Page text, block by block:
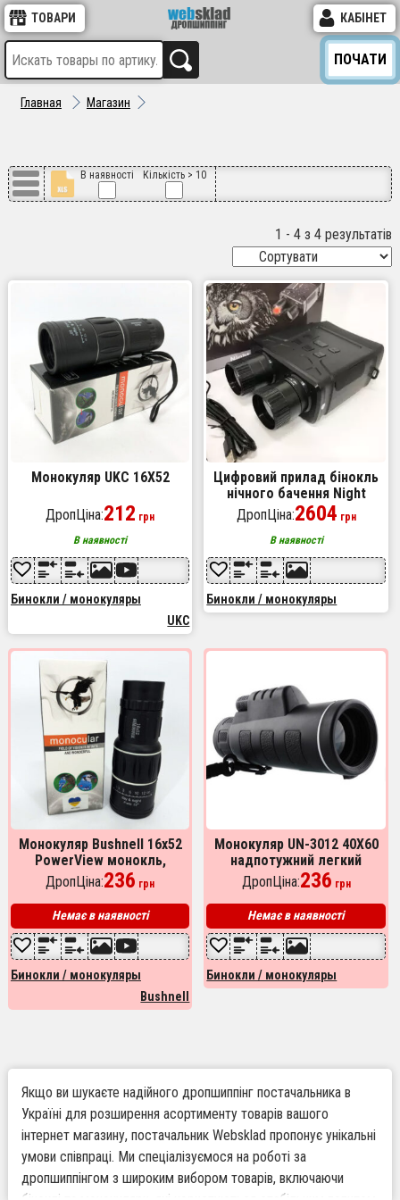
ТОВАРИ КАБІНЕТ
ПОЧАТИ
Главная Магазин
В наявності Кількість > 10
1 - 4 з 4 результатів
Монокуляр UKC 16X52
ДропЦіна:212 грн
В наявності
Бинокли / монокуляры
UKC
Цифровий прилад бінокль
нічного бачення Night
Vision NV-R6
ДропЦіна:2604 грн
В наявності
Бинокли / монокуляры
Монокуляр Bushnell 16x52
PowerView монокль,
Бушнел, підзорна труба з
чохлом
ДропЦіна:236 грн
Немає в наявності
Бинокли / монокуляры
Bushnell
Монокуляр UN-3012 40X60
надпотужний легкий
компактний з подвійним
фокусуванням
ДропЦіна:236 грн
Немає в наявності
Бинокли / монокуляры
Якщо ви шукаєте надійного дропшиппінг постачальника в
Україні для розширення асортименту товарів вашого
інтернет магазину, постачальник Websklad пропонує унікальні
умови співпраці. Ми спеціалізуємося на роботі за
дропшиппінгом з широким вибором товарів, включаючи